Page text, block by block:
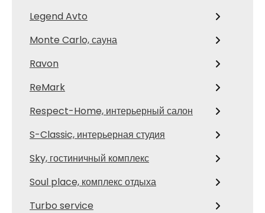
Legend Avto
Monte Carlo, сауна
Ravon
ReMark
Respect-Home, интерьерный салон
S-Classic, интерьерная студия
Sky, гостиничный комплекс
Soul place, комплекс отдыха
Turbo service